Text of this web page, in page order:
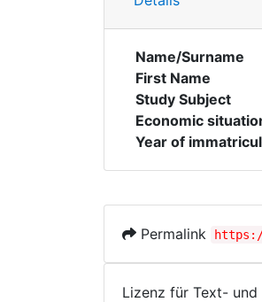
Name/Surname
First Name
Study Subject
Economic
Year of
Permalink
Lizenz für Text- und